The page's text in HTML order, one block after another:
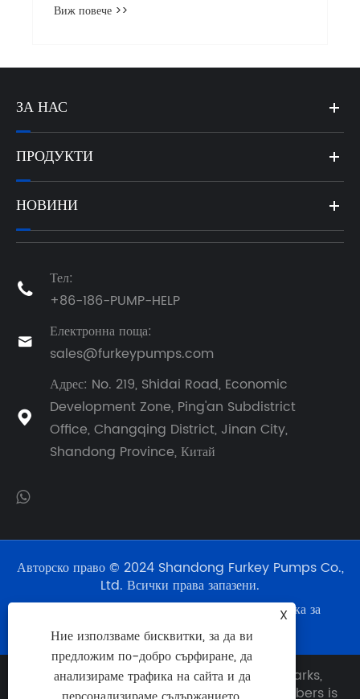
Виж повече >>
ЗА НАС
ПРОДУКТИ
НОВИНИ

Тел:
+86-186-PUMP-HELP

Електронна поща:
sales@furkeypumps.com

Адрес: No. 219, Shidai Road, Economic
Development Zone, Ping'an Subdistrict
Office, Changqing District, Jinan City,
Shandong Province, Китай
Авторско право © 2024 Shandong Furkey Pumps Co.,
Ltd. Всички права запазени.
Links | Sitemap | RSS | XML | Политика за
поверителност
Disclaimer: Any use of OEM names, trademarks,
model numbers, item numbers or part numbers is
X
Ние използваме бисквитки, за да ви
предложим по-добро сърфиране, да
анализираме трафика на сайта и да